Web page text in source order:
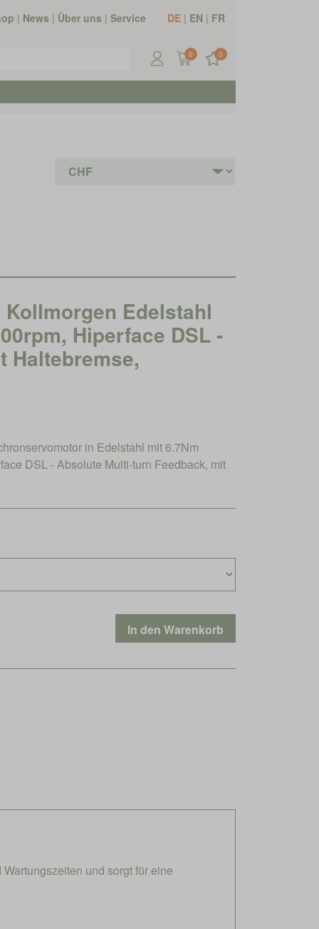
| News | Über uns | Service DE | EN | FR
0 0
Kollmorgen Edelstahl
Hiperface DSL -
Haltebremse,
in Edelstahl mit 6.7Nm
DSL - Absolute Multi-turn Feedback, mit
und sorgt für eine